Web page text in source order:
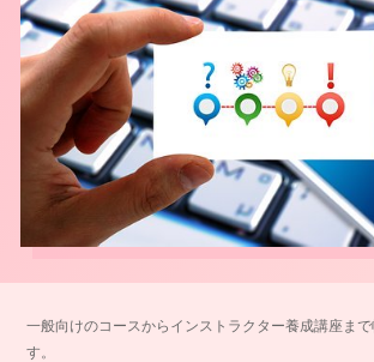
一般向けのコースからインストラクター養成講座ま
す。